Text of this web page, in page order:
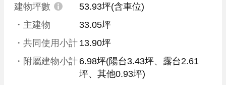
建物坪數 53.93坪(含車位)
・主建物
33.05坪
・共同使用小計 13.90坪
・附屬建物小計 6.98坪(陽台3.43坪、露台2.61
坪、其他0.93坪)